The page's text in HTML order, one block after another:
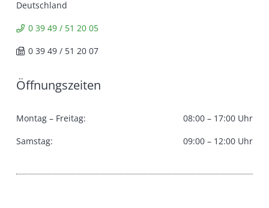
Deutschland
0 39 49 / 51 20 05
0 39 49 / 51 20 07
Öffnungszeiten
Montag – Freitag:
08:00 – 17:00 Uhr
Samstag:
09:00 – 12:00 Uhr